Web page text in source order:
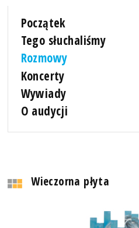
Początek
Tego słuchaliśmy
Rozmowy
Koncerty
Wywiady
O audycji
Wieczorna płyta